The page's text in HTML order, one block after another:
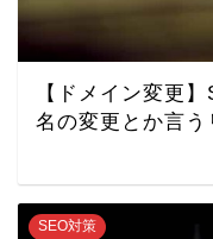
【ドメイン変更
名の変更とか言
SEO対策